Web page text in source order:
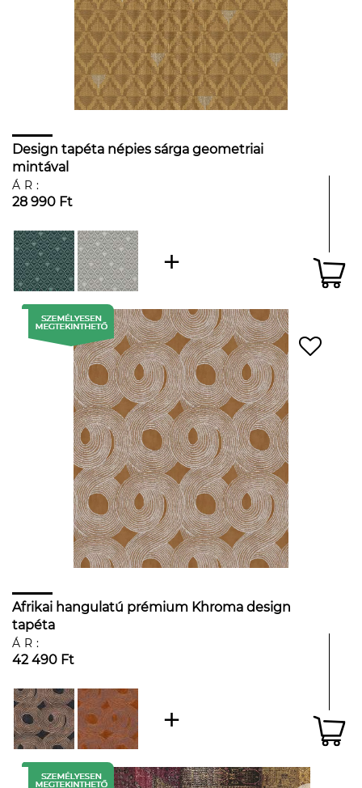
Design tapéta népies sárga geometriai
mintával
ÁR:
28 990 Ft
Afrikai hangulatú prémium Khroma design
tapéta
ÁR:
42 490 Ft